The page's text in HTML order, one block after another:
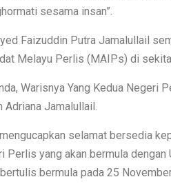
sesama insan”.
Faizuddin Putra Jamalullail
Melayu Perlis (MAIPs) di
Warisnya Yang Kedua Negeri
Adriana Jamalullail.
selamat bersedia
yang akan bermula dengan
bermula pada 25